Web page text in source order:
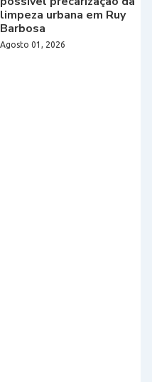
limpeza urbana em Ruy
Barbosa
Agosto 01, 2026